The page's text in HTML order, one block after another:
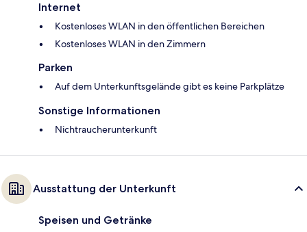
Internet
Kostenloses WLAN in den öffentlichen Bereichen
Kostenloses WLAN in den Zimmern
Parken
Auf dem Unterkunftsgelände gibt es keine Parkplätze
Sonstige Informationen
Nichtraucherunterkunft
Ausstattung der Unterkunft
Speisen und Getränke